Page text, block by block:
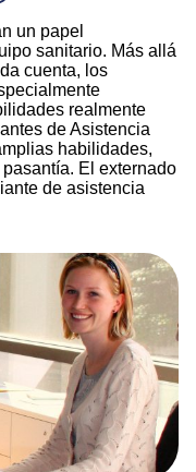
un papel
sanitario. Más allá
cuenta, los
realmente
de Asistencia
habilidades,
El externado
de asistencia